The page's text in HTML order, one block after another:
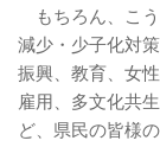
もちろん、こ
減少・少子化対
振興、教育、女
雇用、多文化共
ど、県民の皆様